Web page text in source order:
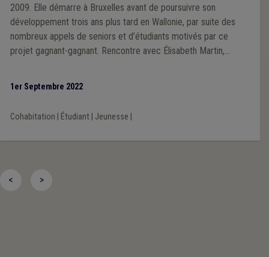
2009. Elle démarre à Bruxelles avant de poursuivre son
développement trois ans plus tard en Wallonie, par suite des
nombreux appels de seniors et d’étudiants motivés par ce
projet gagnant-gagnant. Rencontre avec Élisabeth Martin,
aux défis du logement de demain.
1er Septembre 2022
Cohabitation Étudiant| Jeunesse
< >